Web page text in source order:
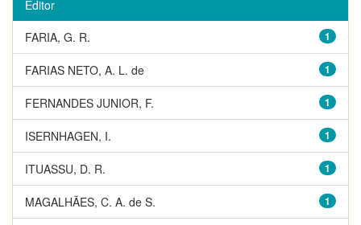
Editor
1
FARIA, G. R.
1
FARIAS NETO, A. L. de
1
FERNANDES JUNIOR, F.
1
ISERNHAGEN, I.
1
ITUASSU, D. R.
1
MAGALHÃES, C. A. de S.